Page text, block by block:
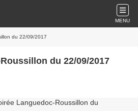
MENU
du 22/09/2017
du 22/09/2017